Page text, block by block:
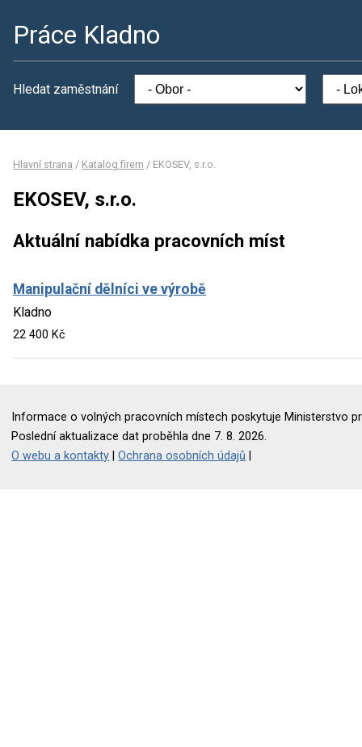
Práce Kladno
Hledat zaměstnání
Hlavní strana / Katalog firem / EKOSEV, s.r.o.
EKOSEV, s.r.o.
Aktuální nabídka pracovních míst
Manipulační dělníci ve výrobě
Kladno
22 400 Kč
Informace o volných pracovních místech poskytuje Ministerstvo
Poslední aktualizace dat proběhla dne 7. 8. 2026.
O webu a kontakty |Ochrana osobních údajů